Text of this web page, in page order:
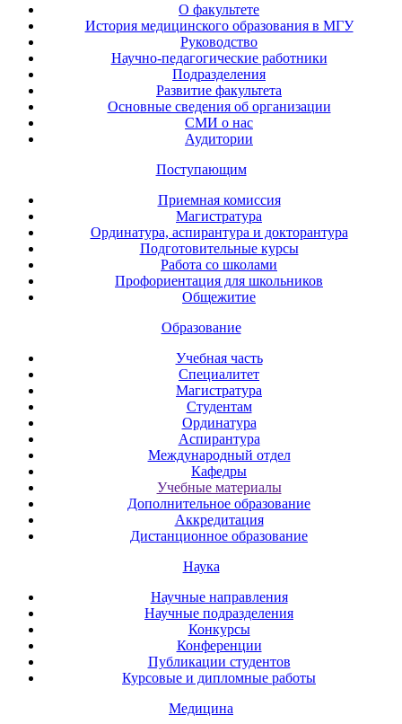
О факультете
История медицинского образования в МГУ
Руководство
Научно-педагогические работники
Подразделения
Развитие факультета
Основные сведения об организации
СМИ о нас
Аудитории
Поступающим
Приемная комиссия
Магистратура
Ординатура, аспирантура и докторантура
Подготовительные курсы
Работа со школами
Профориентация для школьников
Общежитие
Образование
Учебная часть
Специалитет
Магистратура
Студентам
Ординатура
Аспирантура
Международный отдел
Кафедры
Учебные материалы
Дополнительное образование
Аккредитация
Дистанционное образование
Наука
Научные направления
Научные подразделения
Конкурсы
Конференции
Публикации студентов
Курсовые и дипломные работы
Медицина